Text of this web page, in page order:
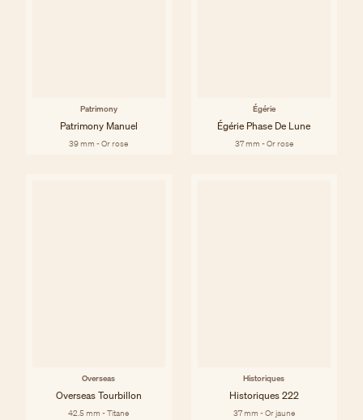
Patrimony
Patrimony Manuel
39 mm - Or rose
Égérie
Égérie Phase De Lune
37 mm - Or rose
Overseas
Overseas Tourbillon
42.5 mm - Titane
Historiques
Historiques 222
37 mm - Or jaune